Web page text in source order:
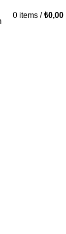
0 items / ₺0,00